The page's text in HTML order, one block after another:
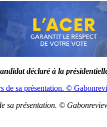
déclaré à la
sa présentation. ©